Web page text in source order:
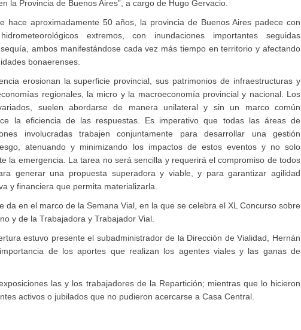
hace aproximadamente 50 años, la provincia de Buenos Aires padece con
extremos, con inundaciones importantes seguidas
ambos manifestándose cada vez más tiempo en territorio y afectando
bonaerenses.
erosionan la superficie provincial, sus patrimonios de infraestructuras y
regionales, la micro y la macroeconomía provincial y nacional. Los
suelen abordarse de manera unilateral y sin un marco común
la eficiencia de las respuestas. Es imperativo que todas las áreas de
involucradas trabajen conjuntamente para desarrollar una gestión
atenuando y minimizando los impactos de estos eventos y no solo
la emergencia. La tarea no será sencilla y requerirá el compromiso de todos
generar una propuesta superadora y viable, y para garantizar agilidad
y financiera que permita materializarla.
da en el marco de la Semana Vial, en la que se celebra el XL Concurso sobre
y de la Trabajadora y Trabajador Vial.
estuvo presente el subadministrador de la Dirección de Vialidad, Hernán
de los aportes que realizan los agentes viales y las ganas de
las y los trabajadores de la Repartición; mientras que lo hicieron
activos o jubilados que no pudieron acercarse a Casa Central.